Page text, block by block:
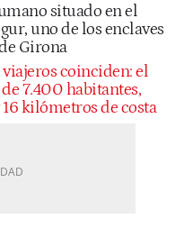
situado en el
uno de los enclaves
Girona
viajeros coinciden: el
7.400 habitantes,
kilómetros de costa